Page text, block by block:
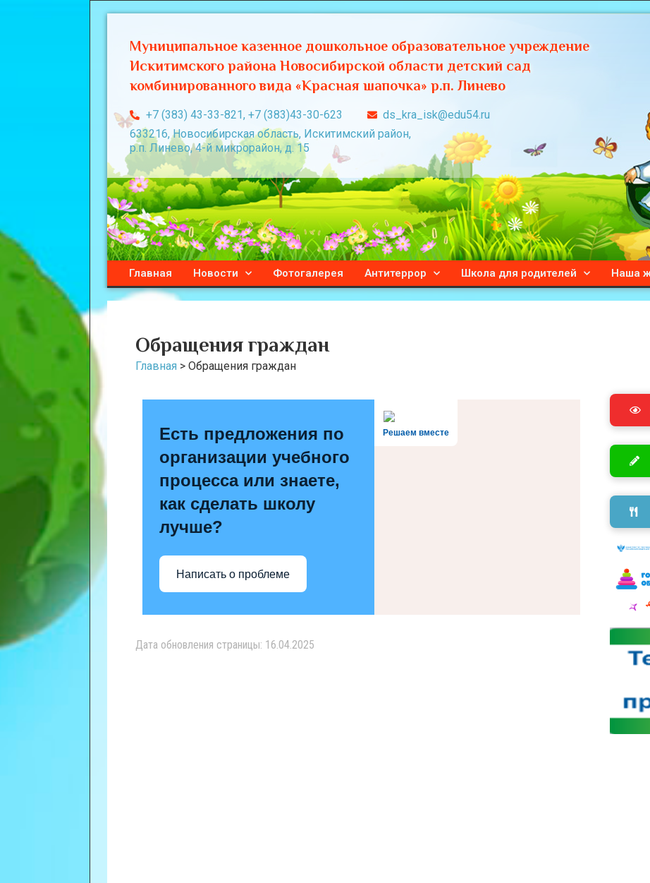
Муниципальное казенное дошкольное образовательное учреждение
Искитимского района Новосибирской области детский сад
комбинированного вида «Красная шапочка» р.п. Линево
+7 (383) 43-33-821, +7 (383)43-30-623
ds_kra_isk@edu54.ru
633216, Новосибирская область, Искитимский район,
р.п. Линево, 4-й микрорайон, д. 15
Главная Новости Фотогалерея Антитеррор Школа для родителей Наша
Обращения граждан
Главная > Обращения граждан
Решаем вместе
Есть предложения по
организации учебного
процесса или знаете,
как сделать школу
лучше?
Написать о проблеме
Дата обновления страницы: 16.04.2025